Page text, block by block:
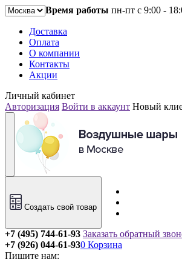
Время работы пн-пт с 9:00 -
Доставка
Оплата
О компании
Контакты
Акции
Личный кабинет
Авторизация Войти в аккаунт Новый
Создать свой товар
+7 (495) 744-61-93 Заказать обратный
+7 (926) 044-61-93
Пишите нам:
0 Корзина